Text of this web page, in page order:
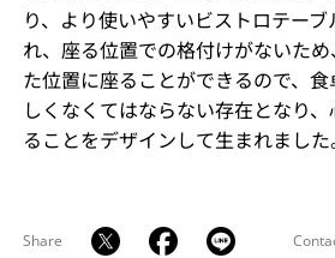
り、より使いやすいビストロテー
れ、座る位置での格付けがないた
た位置に座ることができるので、
しくなくてはならない存在となり
ることをデザインして⽣まれました
Share